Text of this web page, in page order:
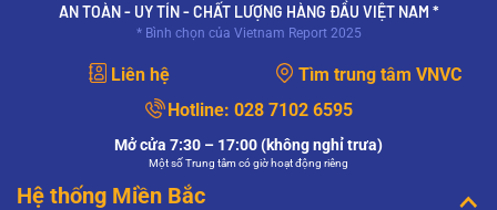
Mục đích của xét nghiệm PAP và xét nghiệm
HPV có giống nhau không?
HPV có giống nhau không?
XEM THÊM
Làm gì khi xét nghiệm PAP có kết quả bất
thường?
Thưa bác sĩ, tôi vừa tiến hành phương pháp
AN TOÀN - UY TÍN - CHẤT LƯỢNG HÀNG ĐẦU VIỆT NAM *
* Bình chọn của Vietnam Report 2025
Liên hệ
Tìm trung tâm VNVC
Hotline: 028 7102 6595
Mở cửa 7:30 – 17:00 (không nghỉ trưa)
Một số Trung tâm có giờ hoạt động riêng
Hệ thống Miền Bắc